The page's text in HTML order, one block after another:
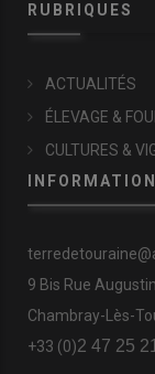
RUBRIQUES
ACTUALITÉS
ÉLEVAGE &
CULTURES &
9 Bis Rue
Chambray-Lès-
+33 (0)2 47 25